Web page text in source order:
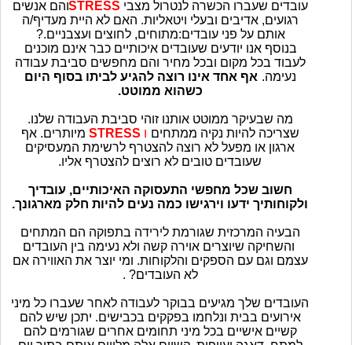
עובדים שעברו הכשרה לנטרול מצבי STRESSוהם אנשים
רגועים, אדיבים ובעלי ויטאליות. האם לא היית מעדיף/ה
אותם על פני עובדים:מתוחים, לחוצים ועצבניים.?
בנוסף אנו יודעים שעובדים איכותיים כבר אינם מוכנים
לעבוד בכל מקום ובכל מחיר והם מחפשים סביבת עבודה
נעימה. אף אחד אינו רוצה להגיע לביתו בסוף היום
כשהוא ממוטט.
מה שבעיקר ממוטט אותנו זוהי סביבת העבודה שלנו.
שצריכה להיות נקיה ממתחים ו STRESSמיותרים. אף
ארגון או מפעל לא רוצה להצטרף לרשימת המעסיקים
שעובדים טובים לא רוצים להצטרף אליו.
חשוב שכל מחפשי התעסוקה האיכותיים, עובדיך
ולקוחותיך ידעו וירגישו כמה נעים להיות חלק מארגונך.
הבעיה המרכזית שגורמת לירידה בתפוקה הם המתחים
והשחיקה שיוצרים אוירה קשה ולא נעימה בין העובדים
עצמם וגם עם הספקים והלקוחות. ומי יוצר את האווירה אם
לא העובדים? .
העובדים שלך מגיעים בבוקר לעבודה לאחר שעברו כל מיני
אירועים בבית ונלחמו בפקקים בכבישים. יתכן שיש להם
קשיים אישיים בכל מיני תחומים אחרים שגורמים להם